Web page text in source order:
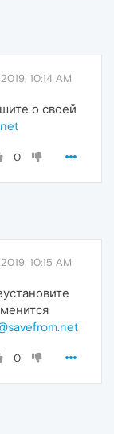
10:14 AM
о своей
0
10:15 AM
0